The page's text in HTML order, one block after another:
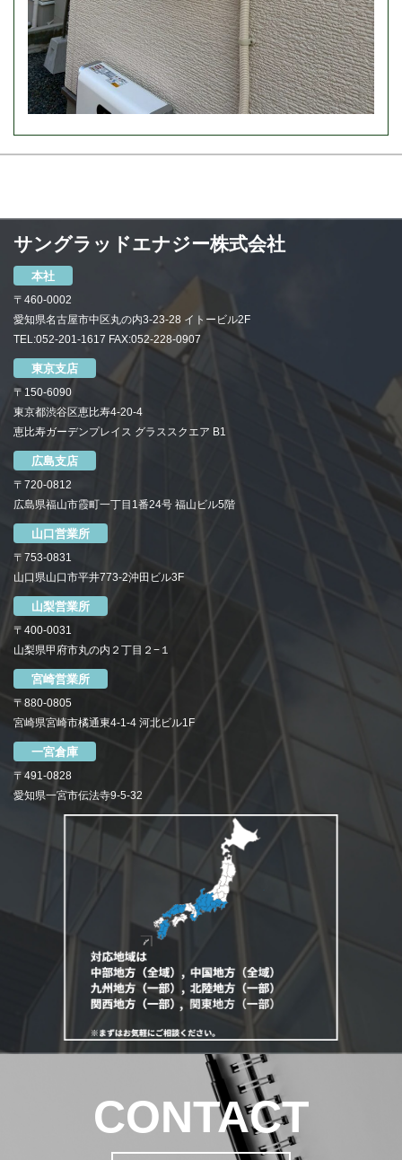
サングラッドエナジー株式会社
本社
〒460-0002
愛知県名古屋市中区丸の内3-23-28 イトービル2F
TEL:052-201-1617 FAX:052-228-0907
東京支店
〒150-6090
東京都渋谷区恵比寿4-20-4
恵比寿ガーデンプレイス グラススクエア B1
広島支店
〒720-0812
広島県福山市霞町一丁目1番24号 福山ビル5階
山口営業所
〒753-0831
山口県山口市平井773-2沖田ビル3F
山梨営業所
〒400-0031
山梨県甲府市丸の内２丁目２−１
宮崎営業所
〒880-0805
宮崎県宮崎市橘通東4-1-4 河北ビル1F
一宮倉庫
〒491-0828
愛知県一宮市伝法寺9-5-32
CONTACT